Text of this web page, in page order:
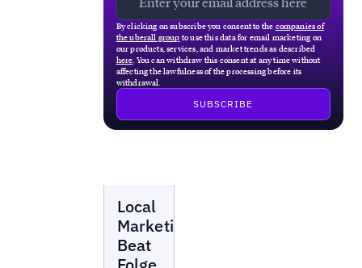
By clicking on subscribe you consent to the companies of
the uberall group to use this data for email marketing on
our products, services, and market trends as described
here . You can withdraw this consent at any time without
affecting the lawfulness of the processing before its
withdrawal.
Marketing
Beat
Local
Marketing
Beat